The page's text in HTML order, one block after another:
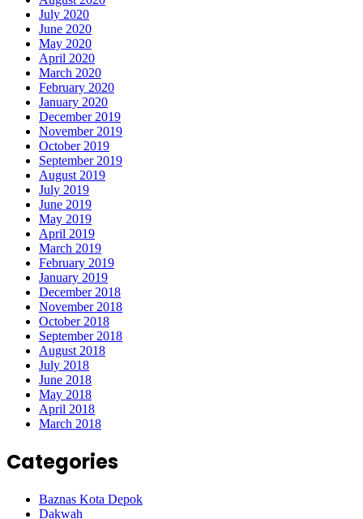
July 2020
June 2020
May 2020
April 2020
March 2020
February 2020
January 2020
December 2019
November 2019
October 2019
September 2019
August 2019
July 2019
June 2019
May 2019
April 2019
March 2019
February 2019
January 2019
December 2018
November 2018
October 2018
September 2018
August 2018
July 2018
June 2018
May 2018
April 2018
March 2018
Categories
Baznas Kota Depok
Dakwah